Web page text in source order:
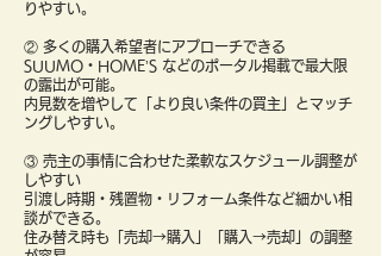
りやすい。
② 多くの購入希望者にアプローチできる
SUUMO・HOME’S などのポータル掲載で最大限
の露出が可能。
内見数を増やして「より良い条件の買主」とマッチ
ングしやすい。
③ 売主の事情に合わせた柔軟なスケジュール調整が
しやすい
引渡し時期・残置物・リフォーム条件など細かい相
談ができる。
住み替え時も「売却→購入」「購入→売却」の調整